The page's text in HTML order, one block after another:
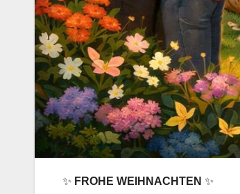
✨ FROHE WEIHNACHTEN ✨